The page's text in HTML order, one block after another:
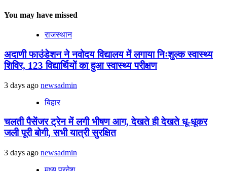
You may have missed
राजस्थान
अदाणी फाउंडेशन ने नवोदय विद्यालय में लगाया निःशुल्क स्वास्थ्य
शिविर, 123 विद्यार्थियों का हुआ स्वास्थ्य परीक्षण
3 days ago newsadmin
बिहार
चलती पैसेंजर ट्रेन में लगी भीषण आग, देखते ही देखते धू-धूकर
जली पूरी बोगी, सभी यात्री सुरक्षित
3 days ago newsadmin